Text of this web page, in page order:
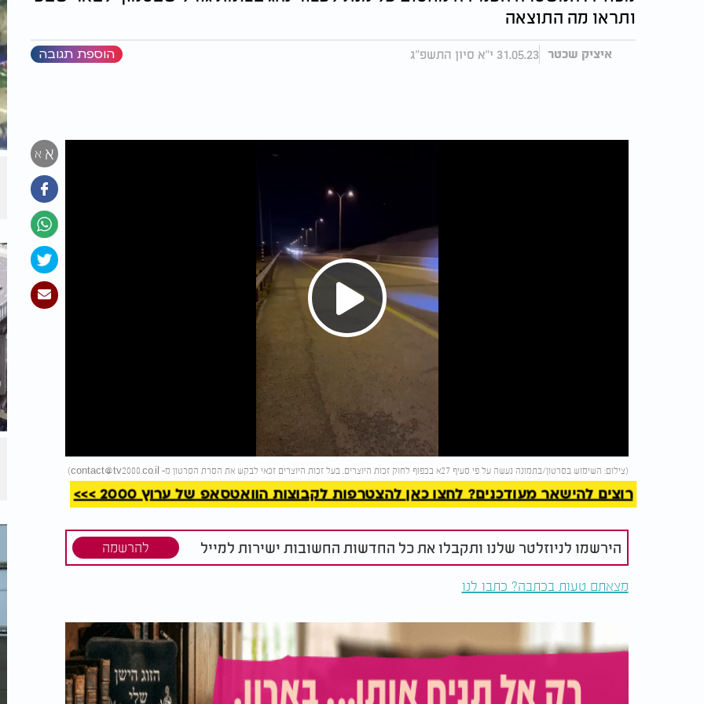
ותראו מה התוצאה
איציק שכטר 31.05.23 י"א סיון התשפ"ג הוספת תגובה
א א
Play
Video
(צילום: השימוש בסרטון/בתמונה נעשה על פי סעיף 27א בכפוף לחוק זכות היוצרים. בעל זכות היוצרים זכאי לבקש את הסרת הסרטון מ- contact@tv2000.co.il
)
להמשך קריאה
רוצים להישאר מעודכנים? לחצו כאן להצטרפות לקבוצות הוואטסאפ של ערוץ 2000 >>>
הירשמו לניוזלטר שלנו ותקבלו את כל החדשות החשובות ישירות למייל להרשמה
מצאתם טעות בכתבה? כתבו לנו